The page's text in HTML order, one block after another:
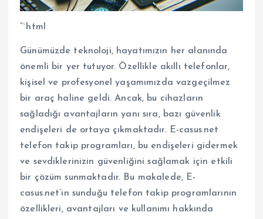
“`html
Günümüzde teknoloji, hayatımızın her alanında
önemli bir yer tutuyor. Özellikle akıllı telefonlar,
kişisel ve profesyonel yaşamımızda vazgeçilmez
bir araç haline geldi. Ancak, bu cihazların
sağladığı avantajların yanı sıra, bazı güvenlik
endişeleri de ortaya çıkmaktadır. E-casus.net
telefon takip programları, bu endişeleri gidermek
ve sevdiklerinizin güvenliğini sağlamak için etkili
bir çözüm sunmaktadır. Bu makalede, E-
casus.net’in sunduğu telefon takip programlarının
özellikleri, avantajları ve kullanımı hakkında